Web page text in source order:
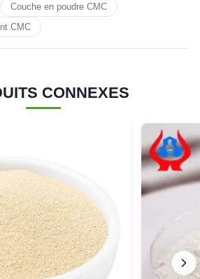
Couche en poudre CMC
CMC
CONNEXES